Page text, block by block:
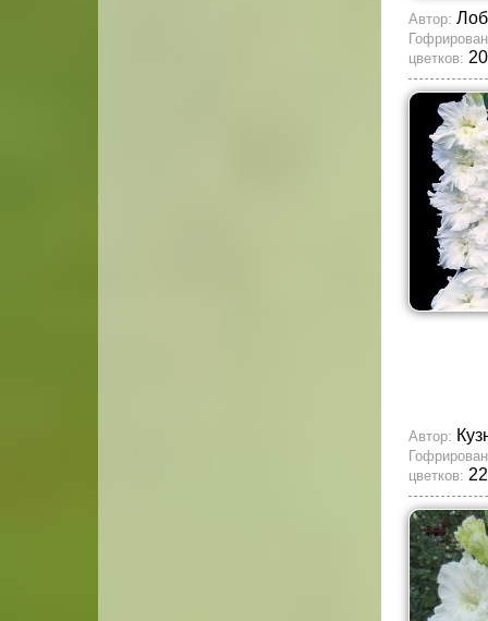
Автор:
цветков:
Автор:
цветков: